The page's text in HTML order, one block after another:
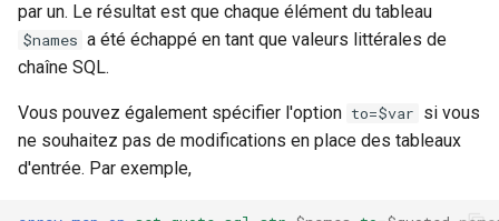
websocket-proxy
websocket
woothee
worker-events
par un. Le résultat est que chaque élément du tableau
$names a été échappé en tant que valeurs littérales de
chaîne SQL.
Vous pouvez également spécifier l'option to=$var si vous
ne souhaitez pas de modifications en place des tableaux
d'entrée. Par exemple,